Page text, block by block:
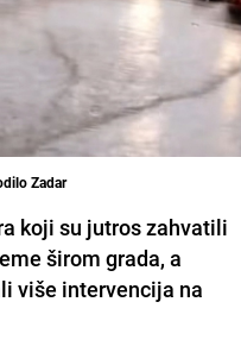
Zadar
koji su jutros zahvatili
širom grada, a
više intervencija na